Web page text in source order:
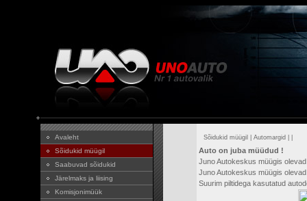
Avaleht
Sõidukid müügil
Saabuvad sõidukid
Järelmaks ja liising
Komisjonimüük
Sõidukid müügil Automargid
Auto on juba müüdud !
Juno Autokeskus müügis
Juno Autokeskus müügis
Suurim piltidega kasutatud